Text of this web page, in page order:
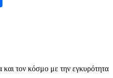
και τον κόσμο με την εγκυρότητα